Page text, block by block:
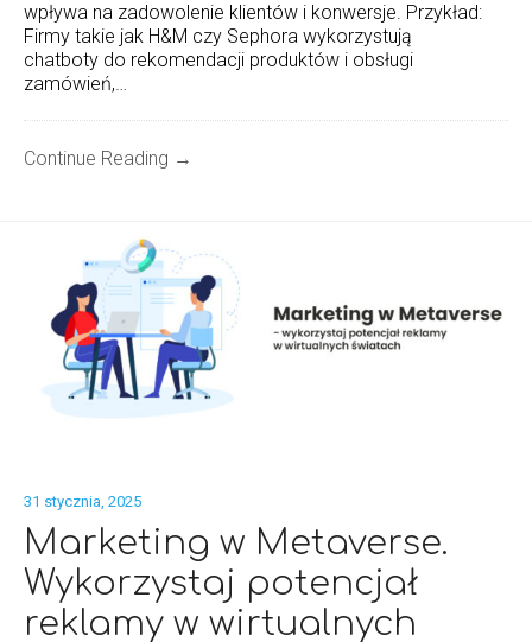
wpływa na zadowolenie klientów i konwersje. Przykład:
Firmy takie jak H&M czy Sephora wykorzystują
chatboty do rekomendacji produktów i obsługi
zamówień,…
Continue Reading →
31 stycznia, 2025
Marketing w Metaverse.
Wykorzystaj potencjał
reklamy w wirtualnych